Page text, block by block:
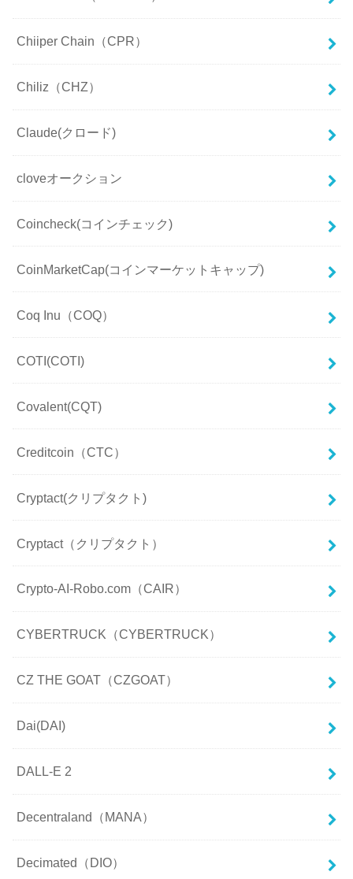
Chiiper Chain（CPR）
Chiliz（CHZ）
Claude(クロード)
cloveオークション
Coincheck(コインチェック)
CoinMarketCap(コインマーケットキャップ)
Coq Inu（COQ）
COTI(COTI)
Covalent(CQT)
Creditcoin（CTC）
Cryptact(クリプタクト)
Cryptact（クリプタクト）
Crypto-AI-Robo.com（CAIR）
CYBERTRUCK（CYBERTRUCK）
CZ THE GOAT（CZGOAT）
Dai(DAI)
DALL-E 2
Decentraland（MANA）
Decimated（DIO）